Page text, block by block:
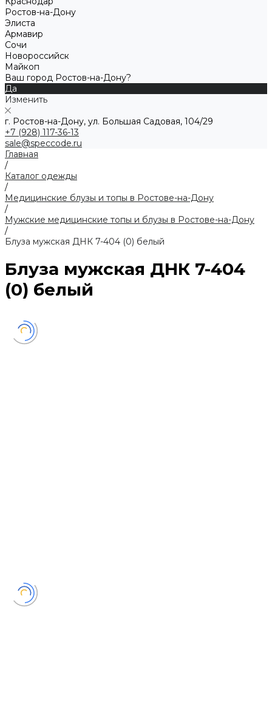
Ростов-на-Дону
Элиста
Армавир
Сочи
Новороссийск
Майкоп
Ваш город Ростов-на-Дону?
Да
Изменить
г. Ростов-на-Дону, ул. Большая Садовая, 104/29
+7 (928) 117-36-13
sale@speccode.ru
Главная
/
Каталог одежды
/
Медицинские блузы и топы в Ростове-на-Дону
/
Мужские медицинские топы и блузы в Ростове-на-Дону
/
Блуза мужская ДНК 7-404 (0) белый
Блуза мужская ДНК 7-404
(0) белый